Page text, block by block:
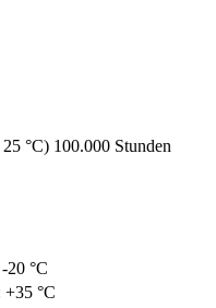
25 °C) 100.000 Stunden
-20 °C
+35 °C